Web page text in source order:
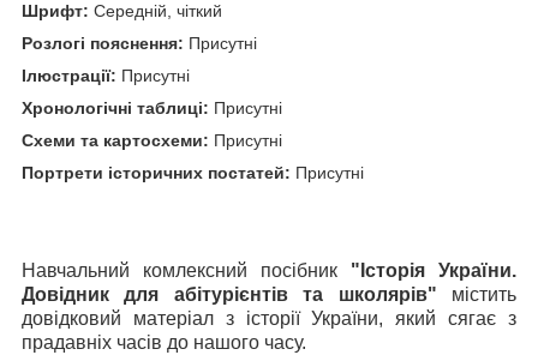
Шрифт: Середній, чіткий
Розлогі пояснення: Присутні
Ілюстрації: Присутні
Хронологічні таблиці: Присутні
Схеми та картосхеми: Присутні
Портрети історичних постатей: Присутні
Навчальний комлексний посібник " Історія України.
Довідник для абітурієнтів та школярів"
містить
довідковий матеріал з історії України, який сягає з
прадавніх часів до нашого часу.